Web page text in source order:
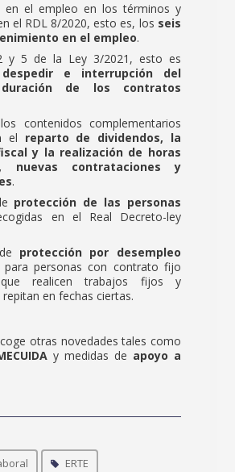
en el empleo en los términos y
el RDL 8/2020, esto es, los seis
en el empleo.
y 5 de la Ley 3/2021, esto es
e interrupción del
de los contratos
contenidos complementarios
el reparto de dividendos, la
y la realización de horas
nuevas contrataciones y
.
protección de las personas
en el Real Decreto-ley
protección por desempleo
para personas con contrato fijo
realicen trabajos fijos y
en fechas ciertas.
otras novedades tales como
y medidas de apoyo a
ERTE